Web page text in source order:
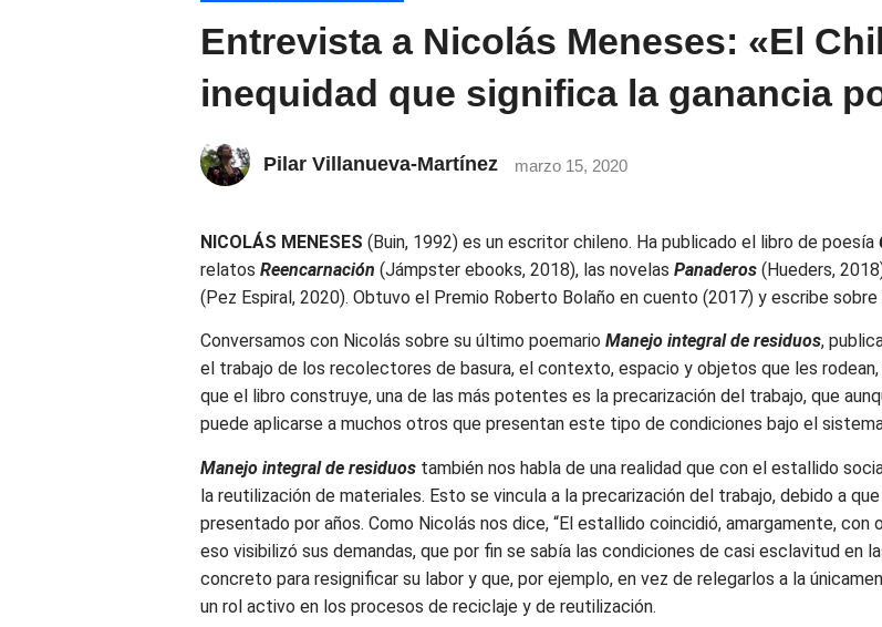
Entrevista a Nicolás Meneses: «El
inequidad que significa la ganancia
Pilar Villanueva-Martínez marzo 15, 2020
NICOLÁS MENESES (Buin, 1992) es un escritor chileno. Ha publicado el libro de poesía
relatos Reencarnación (Jámpster ebooks, 2018), las novelas Panaderos(Hueders,
(Pez Espiral, 2020). Obtuvo el Premio Roberto Bolaño en cuento (2017) y escribe
Conversamos con Nicolás sobre su último poemario Manejo integral de residuos,
el trabajo de los recolectores de basura, el contexto, espacio y objetos que les
que el libro construye, una de las más potentes es la precarización del trabajo, que
puede aplicarse a muchos otros que presentan este tipo de condiciones bajo el
Manejo integral de residuostambién nos habla de una realidad que con el estallido
la reutilización de materiales. Esto se vincula a la precarización del trabajo, debido a
presentado por años. Como Nicolás nos dice, “El estallido coincidió, amargamente,
eso visibilizó sus demandas, que por fin se sabía las condiciones de casi esclavitud en
concreto para resignificar su labor y que, por ejemplo, en vez de relegarlos a la
un rol activo en los procesos de reciclaje y de reutilización.